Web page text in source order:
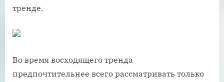
тренде.
Во время восходящего тренда
предпочтительнее всего рассматривать только